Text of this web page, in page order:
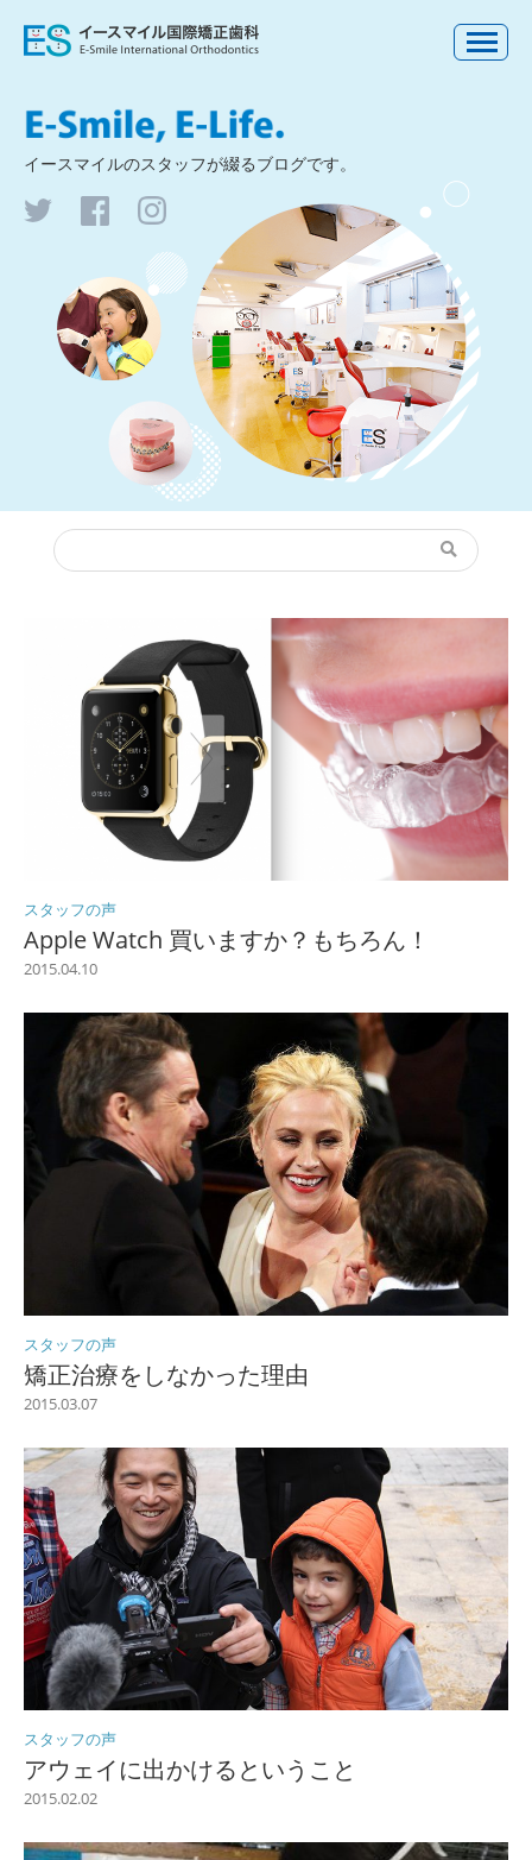
イースマイルのスタッフが綴るブログです。
スタッフの声
Apple Watch 買いますか？もちろん！
2015.04.10
スタッフの声
矯正治療をしなかった理由
2015.03.07
スタッフの声
アウェイに出かけるということ
2015.02.02